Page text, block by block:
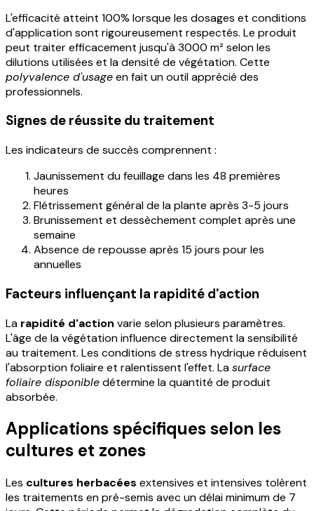
L'efficacité atteint 100% lorsque les dosages et conditions
d'application sont rigoureusement respectés. Le produit
peut traiter efficacement jusqu'à 3000 m² selon les
dilutions utilisées et la densité de végétation. Cette
polyvalence d'usageen fait un outil apprécié des
professionnels.
Signes de réussite du traitement
Les indicateurs de succès comprennent :
Jaunissement du feuillage dans les 48 premières
heures
Flétrissement général de la plante après 3-5 jours
Brunissement et dessèchement complet après une
semaine
Absence de repousse après 15 jours pour les
annuelles
Facteurs influençant la rapidité d'action
La rapidité d'action varie selon plusieurs paramètres.
L'âge de la végétation influence directement la sensibilité
au traitement. Les conditions de stress hydrique réduisent
l'absorption foliaire et ralentissent l'effet. Lasurface
foliaire disponibledétermine la quantité de produit
absorbée.
Applications spécifiques selon les
cultures et zones
Les cultures herbacées extensives et intensives tolèrent
les traitements en pré-semis avec un délai minimum de 7